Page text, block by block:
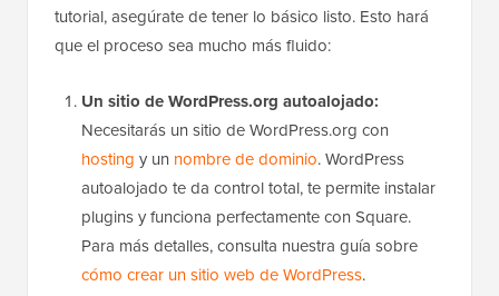
tutorial, asegúrate de tener lo básico listo. Esto hará
que el proceso sea mucho más fluido:
Un sitio de WordPress.org autoalojado:
Necesitarás un sitio de WordPress.org con
hosting y un nombre de dominio. WordPress
autoalojado te da control total, te permite instalar
plugins y funciona perfectamente con Square.
Para más detalles, consulta nuestra guía sobre
cómo crear un sitio web de WordPress.